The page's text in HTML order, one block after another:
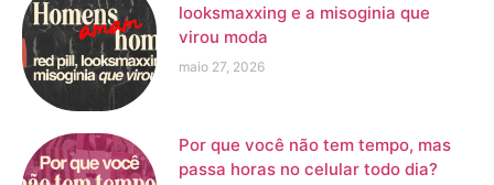
looksmaxxing e a misoginia que
virou moda
maio 27, 2026
Por que você não tem tempo, mas
passa horas no celular todo dia?